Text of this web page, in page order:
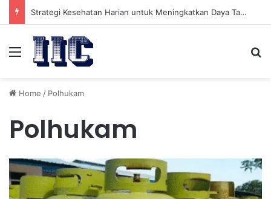
Strategi Kesehatan Harian untuk Meningkatkan Daya Tahan Tubuh dalam Beraktivitas
Menu
Home / Polhukam
Polhukam